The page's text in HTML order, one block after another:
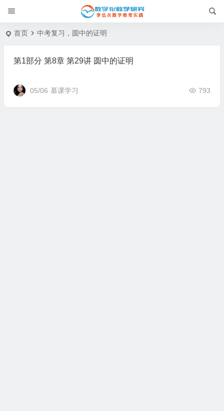
首页 中考复习，圆中的证明
第1部分 第8章 第29讲 圆中的证明
05/06 慕课学习 793